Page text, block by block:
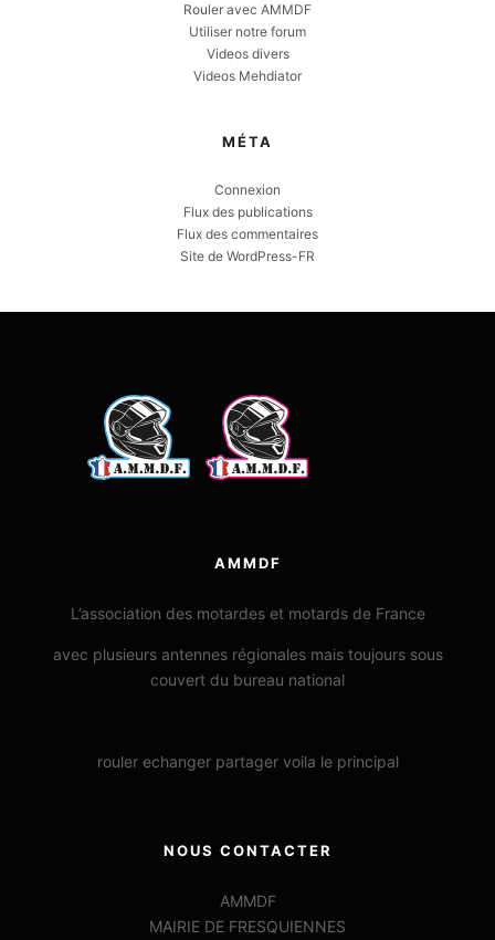
Rouler avec AMMDF
Utiliser notre forum
Videos divers
Videos Mehdiator
MÉTA
Connexion
Flux des publications
Flux des commentaires
Site de WordPress-FR
AMMDF
L’association des motardes et motards de France
avec plusieurs antennes régionales mais toujours sous
couvert du bureau national
rouler echanger partager voila le principal
NOUS CONTACTER
AMMDF
MAIRIE DE FRESQUIENNES